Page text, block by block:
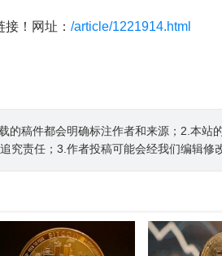
！网址： /article/1221914.html
的稿件都会明确标注作者和来源；2.本站
究责任；3.作者投稿可能会经我们编辑修